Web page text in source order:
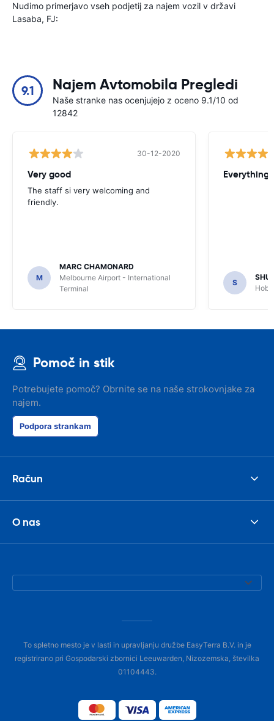
Nudimo primerjavo vseh podjetij za najem vozil v državi
Lasaba, FJ:
9.1 Najem Avtomobila Pregledi
Naše stranke nas ocenjujejo z oceno 9.1/10 od
12842
30-12-2020
Very good
The staff si very welcoming and
friendly.
M
MARC CHAMONARD
Melbourne Airport - International
Terminal
Everything
S
Pomoč in stik
Potrebujete pomoč? Obrnite se na naše strokovnjake za
najem.
Podpora strankam
Račun
O nas
To spletno mesto je v lasti in upravljanju družbe EasyTerra B.V. in je
registrirano pri Gospodarski zbornici Leeuwarden, Nizozemska, številka
01104443.